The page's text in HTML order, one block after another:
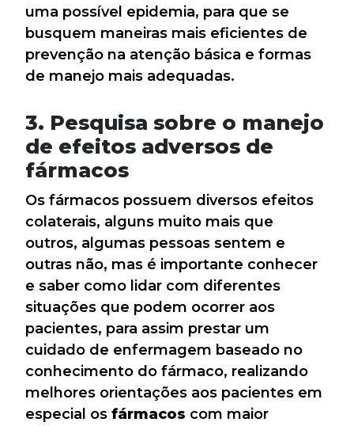
uma possível epidemia, para que se
busquem maneiras mais eficientes de
prevenção na atenção básica e formas
de manejo mais adequadas.
3. Pesquisa sobre o manejo
de efeitos adversos de
fármacos
Os fármacos possuem diversos efeitos
colaterais, alguns muito mais que
outros, algumas pessoas sentem e
outras não, mas é importante conhecer
e saber como lidar com diferentes
situações que podem ocorrer aos
pacientes, para assim prestar um
cuidado de enfermagem baseado no
conhecimento do fármaco, realizando
melhores orientações aos pacientes em
especial os fármacos com maior